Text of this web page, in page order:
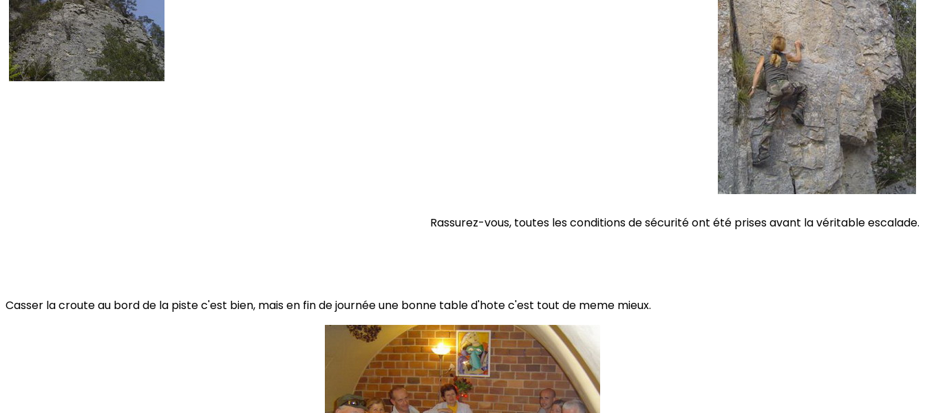
Rassurez-vous, toutes les conditions de sécurité ont été prises avant la véritable escalade.
Casser la croute au bord de la piste c'est bien, mais en fin de journée une bonne table d'hote c'est tout de meme mieux.